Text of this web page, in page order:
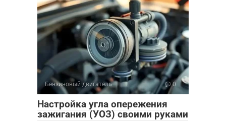
Бензиновый двигатель 0
Настройка угла опережения
зажигания (УОЗ) своими руками